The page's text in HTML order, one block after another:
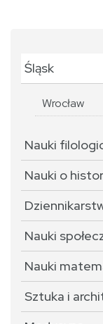
Śląsk
Wrocław
Nauki
Nauki o
Nauki
Nauki
Sztuka i